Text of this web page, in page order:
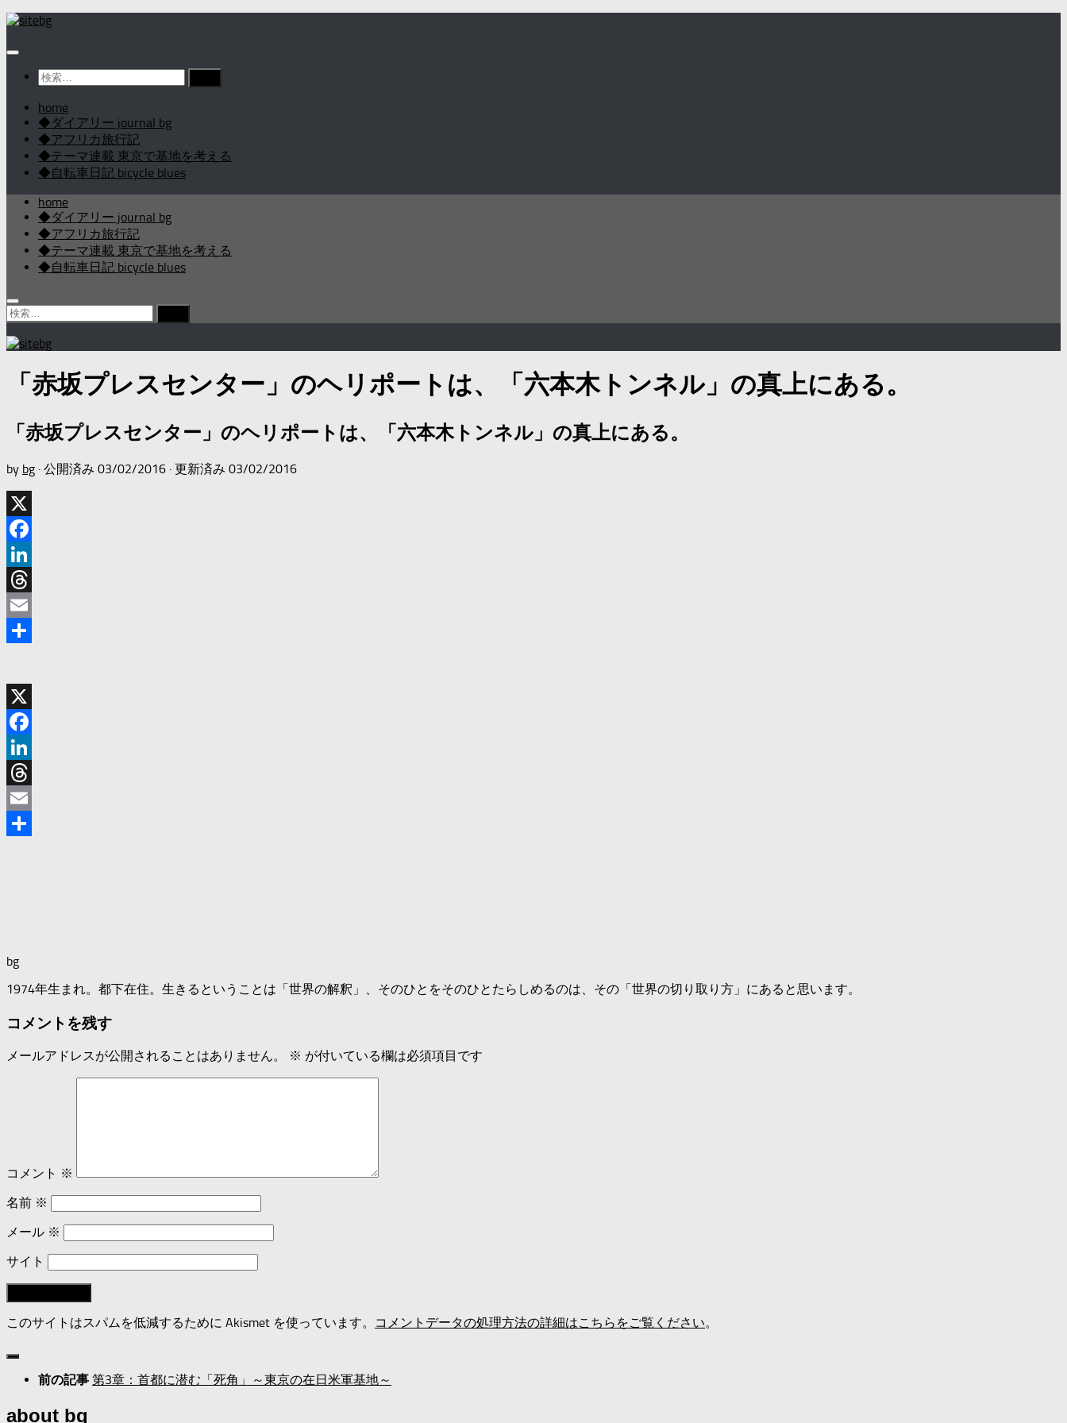
コ
テ
検
home
◆ダイアリー journal bg
◆アフリカ旅行記
◆テーマ連載 東京で基地を考える
◆自転車日記 bicycle blues
home
◆ダイアリー journal bg
◆アフリカ旅行記
◆テーマ連載 東京で基地を考える
◆自転車日記 bicycle blues
検
索:
「赤坂プレスセンター」のヘリポートは、「六本木トンネル」の真上にある。
「赤坂プレスセンター」のヘリポートは、「六本木トンネル」の真上にある。
by bg · 公開済み 03/02/2016 · 更新済み 03/02/2016
X
Facebook
LinkedIn
Threads
Email
有
X
Facebook
LinkedIn
Threads
Email
bg
1974年生まれ。都下在住。生きるということは「世界の解釈」、そのひとをそのひとたらしめるのは、その「世界の切り取り方」にあると思います。
コメントを残す
メールアドレスが公開されることはありません。 ※ が付いている欄は必須項目です
コメント ※
名前 ※
メール ※
サイト
このサイトはスパムを低減するために Akismet を使っています。 コメントデータの処理方法の詳細はこちらをご覧ください。
前の記事 第3章：首都に潜む「死角」～東京の在日米軍基地～
about bg